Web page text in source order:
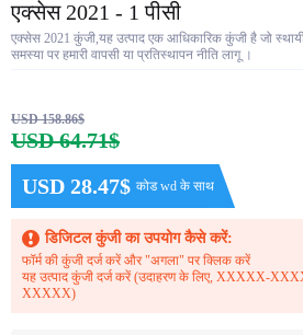
एक्सेस 2021 - 1 पीसी
एक्सेस 2021 कुंजी,यह उत्पाद एक आधिकारिक कुंजी है जो
समस्या पर हमारी वापसी या प्रतिस्थापन नीति लागू ।
USD 158.86$
USD 64.71$
USD 28.47$ कोड wd के साथ
डिजिटल कुंजी का उपयोग कैसे करें:
फॉर्म की कुंजी दर्ज करें और "अगला" पर क्लिक करें
यह उत्पाद कुंजी दर्ज करें (उदाहरण के लिए, XXXXX-
XXXXX)